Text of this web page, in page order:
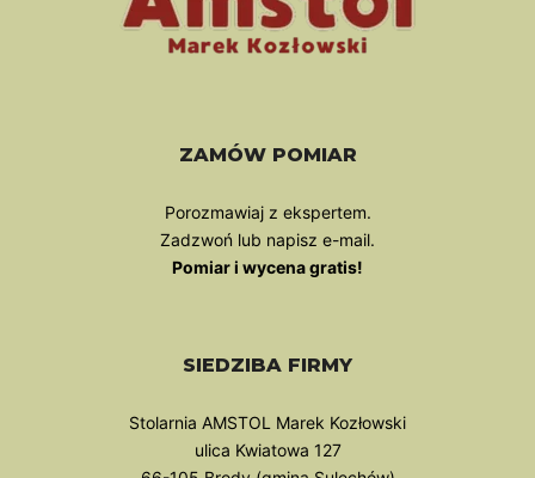
ZAMÓW POMIAR
Porozmawiaj z ekspertem.
Zadzwoń lub napisz e-mail.
Pomiar i wycena gratis!
SIEDZIBA FIRMY
Stolarnia AMSTOL Marek Kozłowski
ulica Kwiatowa 127